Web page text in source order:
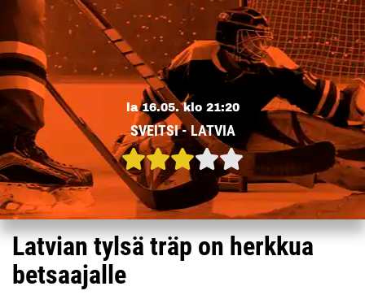
la 16.05. klo 21:20
SVEITSI - LATVIA
Latvian tylsä träp on herkkua
betsaajalle